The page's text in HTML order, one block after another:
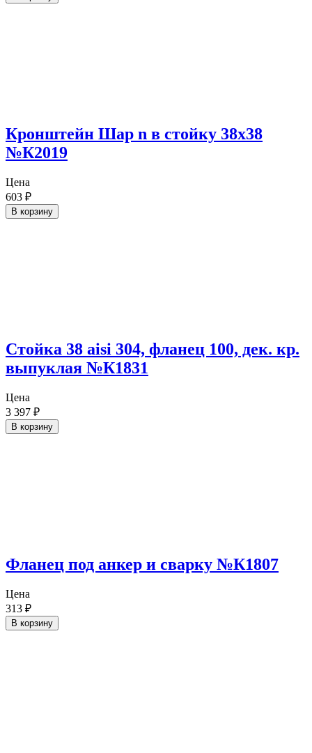
Кронштейн Шар n в стойку 38х38
№К2019
Цена
603 ₽
В корзину
Стойка 38 aisi 304, фланец 100, дек. кр.
выпуклая №К1831
Цена
3 397 ₽
В корзину
Фланец под анкер и сварку №К1807
Цена
313 ₽
В корзину